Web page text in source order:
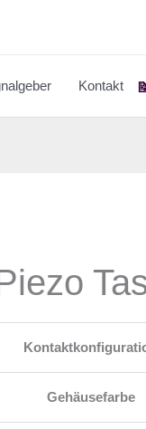
Kontakt
Gehäusefarbe